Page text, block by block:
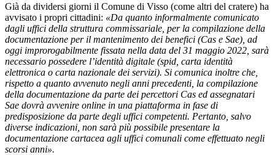
Già da dividersi giorni il Comune di Visso (come altri del cratere) ha
avvisato i propri cittadini: «Da quanto informalmente comunicato
dagli uffici della struttura commissariale, per la compilazione della
documentazione per il mantenimento dei benefici (Cas e Sae), ad
oggi improrogabilmente fissata nella data del 31 maggio 2022, sarà
necessario possedere l’identità digitale (spid, carta identità
elettronica o carta nazionale dei servizi). Si comunica inoltre che,
rispetto a quanto avvenuto negli anni precedenti, la compilazione
della documentazione da parte dei percettori Cas ed assegnatari
Sae dovrà avvenire online in una piattaforma in fase di
predisposizione da parte degli uffici competenti. Pertanto, salvo
diverse indicazioni, non sarà più possibile presentare la
documentazione cartacea agli uffici comunali come effettuato negli
scorsi anni».